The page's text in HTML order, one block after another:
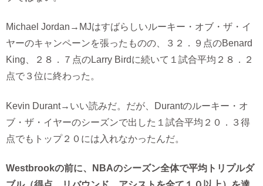
Michael Jordan→MJはすばらしいルーキー・オブ・ザ・イ
ヤーのキャンペーンを張ったものの、３２．９点のBenard
King、２８．７点のLarry Birdに続いて１試合平均２８．２
点で３位に終わった。
Kevin Durant→いい読みだ。だが、Durantのルーキー・オ
ブ・ザ・イヤーのシーズンで出した１試合平均２０．３得
点でもトップ２０には入れなかったんだ。
Westbrookの前に、NBAのシーズン全体で平均トリプルダ